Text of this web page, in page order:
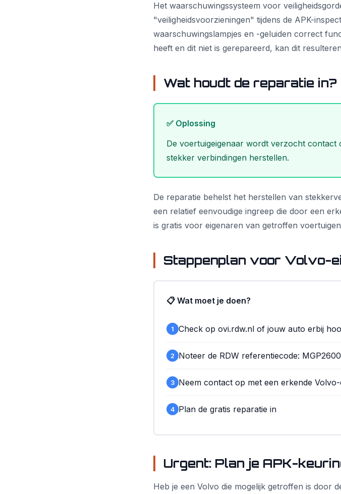
Het waarschuwingssysteem voor
"veiligheidsvoorzieningen" tijdens de APK-
waarschuwingslampjes en -geluiden correct
heeft en dit niet is gerepareerd, kan dit
Wat houdt de reparatie in?
✅ Oplossing
De voertuigeigenaar wordt verzocht contact
stekker verbindingen herstellen.
De reparatie behelst het herstellen van
een relatief eenvoudige ingreep die door een
is gratis voor eigenaren van getroffen
Stappenplan voor Volvo-
📋 Wat moet je doen?
1 Check op ovi.rdw.nl of jouw auto erbij
2 Noteer de RDW referentiecode:
3 Neem contact op met een erkende
4 Plan de gratis reparatie in
Urgent: Plan je APK-
Heb je een Volvo die mogelijk getroffen is door